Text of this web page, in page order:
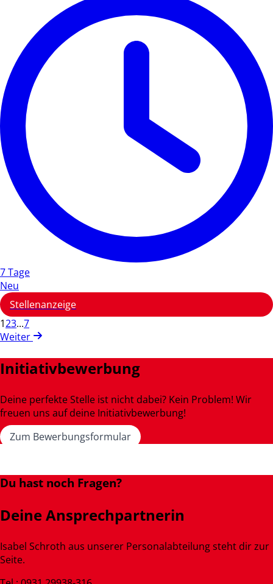
7 Tage
Neu
Stellenanzeige
123...7
Weiter
Initiativbewerbung
Deine perfekte Stelle ist nicht dabei? Kein Problem! Wir
freuen uns auf deine Initiativbewerbung!
Zum Bewerbungsformular
Du hast noch Fragen?
Deine Ansprechpartnerin
Isabel Schroth aus unserer Personalabteilung steht dir zur
Seite.